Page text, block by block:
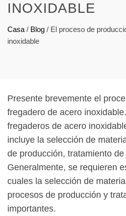
INOXIDABLE
Casa / Blog / El proceso de
inoxidable
Presente brevemente el
fregadero de acero
fregaderos de acero
incluye la selección de
de producción, tratamiento
Generalmente, se requieren
cuales la selección de
procesos de producción y
importantes.